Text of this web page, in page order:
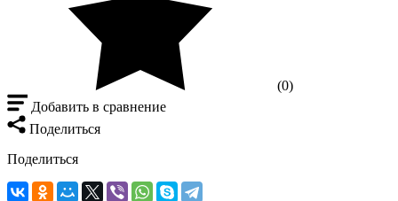
(0)
Добавить в сравнение
Поделиться
Поделиться